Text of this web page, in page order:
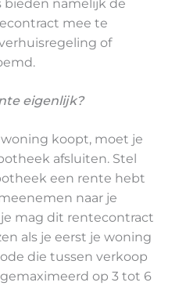
bieden namelijk de
mee te
of
eigenlijk?
koopt, moet je
afsluiten. Stel
een rente hebt
naar je
mag dit rentecontract
als je eerst je woning
die tussen verkoop
op 3 tot 6